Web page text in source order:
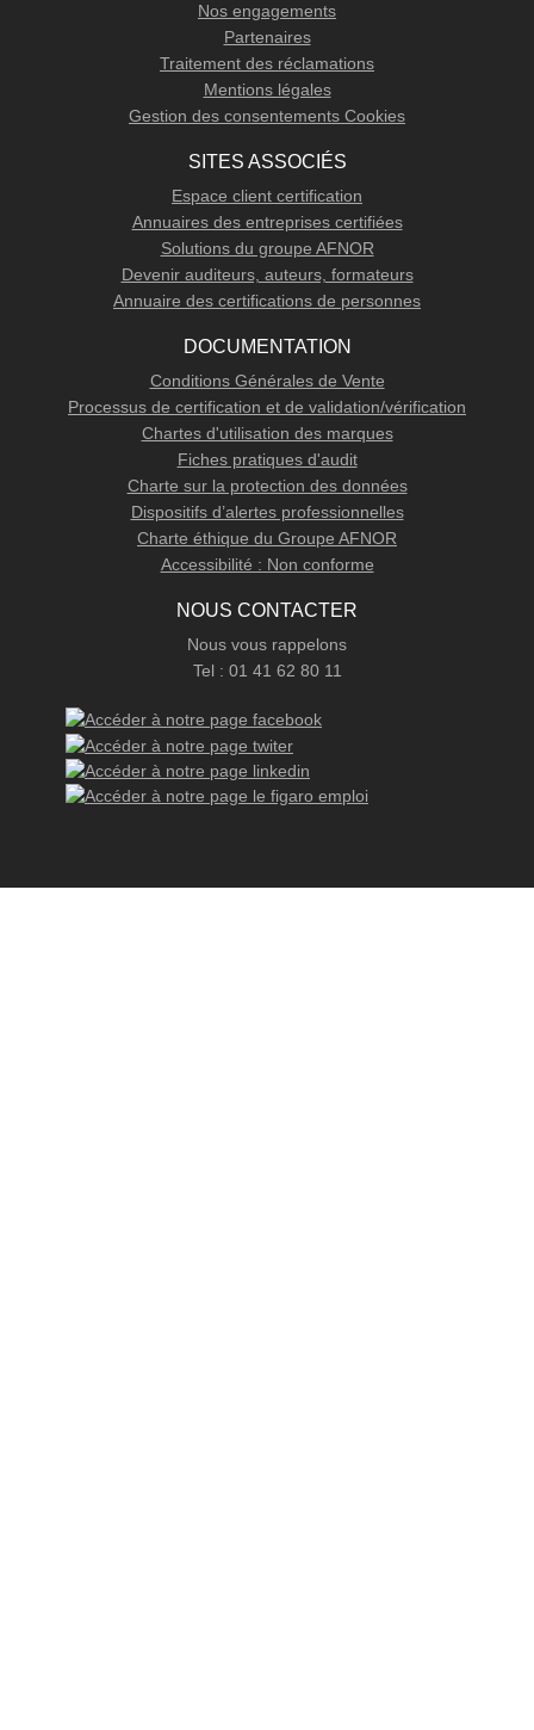
Nos engagements
Partenaires
Traitement des réclamations
Mentions légales
Gestion des consentements Cookies
SITES ASSOCIÉS
Espace client certification
Annuaires des entreprises certifiées
Solutions du groupe AFNOR
Devenir auditeurs, auteurs, formateurs
Annuaire des certifications de personnes
DOCUMENTATION
Conditions Générales de Vente
Processus de certification et de validation/vérification
Chartes d'utilisation des marques
Fiches pratiques d'audit
Charte sur la protection des données
Dispositifs d’alertes professionnelles
Charte éthique du Groupe AFNOR
Accessibilité : Non conforme
NOUS CONTACTER
Nous vous rappelons
Tel : 01 41 62 80 11